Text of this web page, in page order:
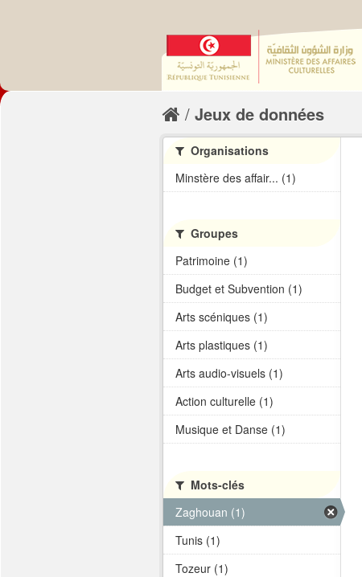
Jeux de données
Organisations
Minstère des affair... (1)
Groupes
Patrimoine (1)
Budget et Subvention (1)
Arts scéniques (1)
Arts plastiques (1)
Arts audio-visuels (1)
Action culturelle (1)
Musique et Danse (1)
Mots-clés
Zaghouan (1)
Tunis (1)
Tozeur (1)